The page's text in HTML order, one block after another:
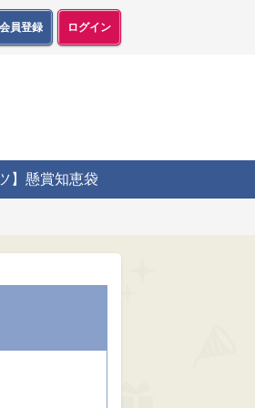
会員登録 ログイン
】懸賞知恵袋